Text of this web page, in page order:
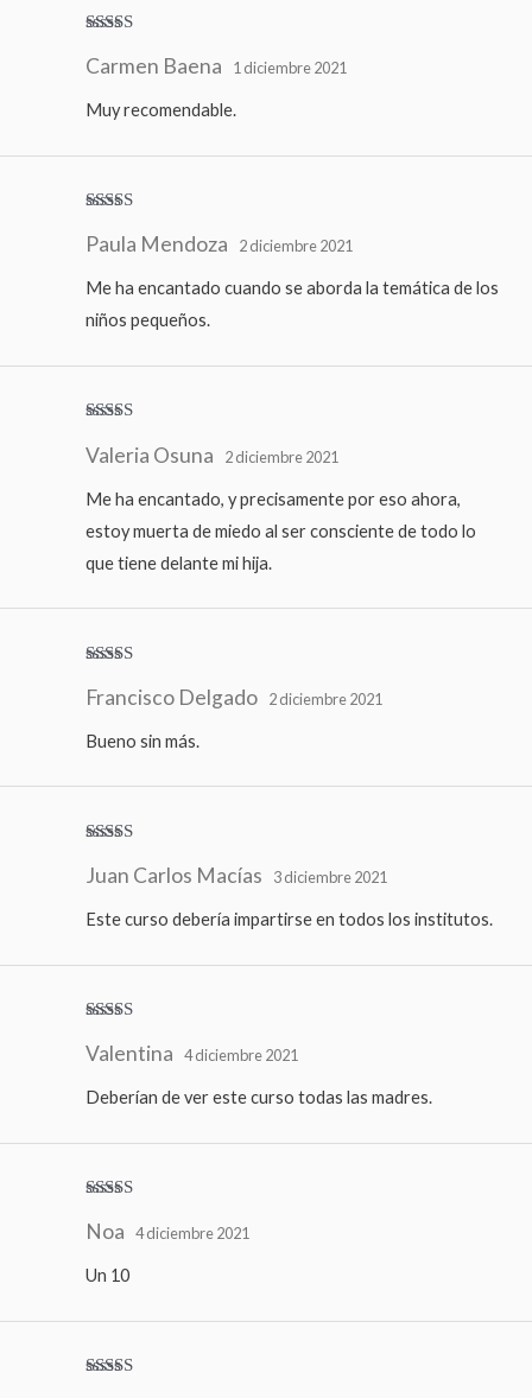
con4de
Carmen Baena 1 diciembre 2021
Muy recomendable.
con 4de
Paula Mendoza 2 diciembre 2021
Me ha encantado cuando se aborda la temática de los
niños pequeños.
con5de 5
Valeria Osuna 2 diciembre 2021
Me ha encantado, y precisamente por eso ahora,
estoy muerta de miedo al ser consciente de todo lo
que tiene delante mi hija.
do con
3 de 5
Francisco Delgado 2 diciembre 2021
Bueno sin más.
con5de 5
Juan Carlos Macías 3 diciembre 2021
Este curso debería impartirse en todos los institutos.
con4de
Valentina 4 diciembre 2021
Deberían de ver este curso todas las madres.
con5 de 5
Noa 4 diciembre 2021
Un 10